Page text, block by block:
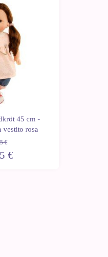
45 cm -
vestito rosa
€
€